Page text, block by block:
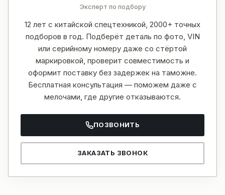
Эксперт по подбору
12 лет с китайской спецтехникой, 2000+ точных
подборов в год. Подберёт деталь по фото, VIN
или серийному номеру даже со стёртой
маркировкой, проверит совместимость и
оформит поставку без задержек на таможне.
Бесплатная консультация — поможем даже с
мелочами, где другие отказываются.
ПОЗВОНИТЬ
ЗАКАЗАТЬ ЗВОНОК